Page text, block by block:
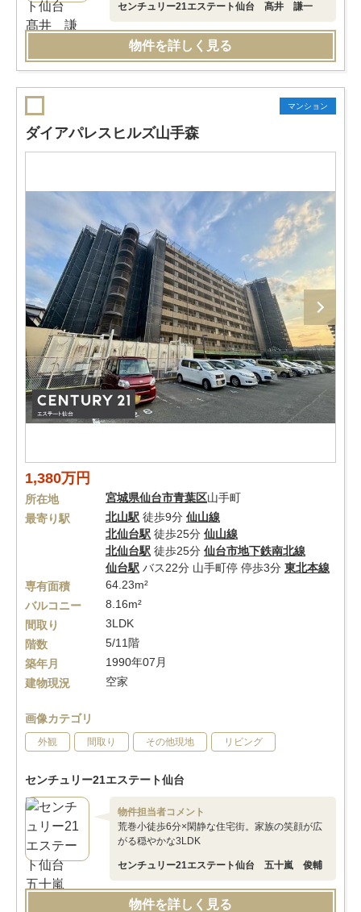
センチュリー21エステート仙台 髙井 謙一
物件を詳しく見る
マンション
ダイアパレスヒルズ山手森
1,380万円
所在地 宮城県仙台市青葉区山手町
最寄り駅
北山駅 徒歩9分 仙山線
北仙台駅 徒歩25分 仙山線
北仙台駅 徒歩25分 仙台市地下鉄南北線
仙台駅 バス22分 山手町停 停歩3分 東北本線
専有面積
64.23m²
バルコニー
8.16m²
間取り
3LDK
階数
5/11階
築年月
1990年07月
建物現況
空家
画像カテゴリ
外観 間取り その他現地 リビング
センチュリー21エステート仙台
物件担当者コメント
荒巻小徒歩6分×閑静な住宅街。家族の笑顔が広
がる穏やかな3LDK
センチュリー21エステート仙台 五十嵐 俊輔
物件を詳しく見る